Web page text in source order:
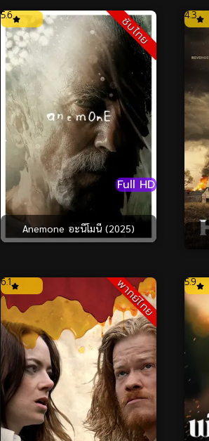
ซับไทย
Full HD
5.6
Anemone อะนีโมนี (2025)
4.3
พากย์ไทย
6.1 5.9